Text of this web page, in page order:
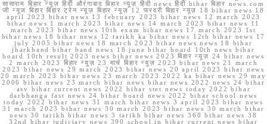
सासाराम बिहार न्यूज़ हिंदी औरंगाबाद बिहार न्यूज़ हिंदी news हिंदी bihar बिहार news.com
जी न्यूज बिहार बिहार ट्रेन न्यूज़ बिहार न्यूज़ 12 फरवरी बिहार न्यूज़ 18 bihar news 18
april 2023 bihar news 13 february 2023 bihar news 12 march 2023
bihar news 1 march 2023 bihar news 14 march 2023 bihar news 11
march 2023 bihar news 10th exam bihar news 17 march 2023 1st
bihar news 18 bihar news 12 tarikh ka bihar news 12th bihar news 17
july 2005 bihar news 18 march 2023 bihar news news 18 bihar
jharkhand bihar band news 18 june bihar board 10th news bihar
board 10th result 2023 news bihar news 2023 बिहार न्यूज़ 24 bihar news
2 march 2023 बिहार न्यूज़ 23 मार्च बिहार न्यूज़ 2023 bihar news 21 march
2023 bihar news 29 march 2023 bihar news 20 april 2023 bihar news
20 march 2023 bihar news 23 march 2023 2022 ka bihar news 29 may
2006 bihar news 23 march bihar news bihar news 2022 news 24 bihar
asv bihar current news 2022 bihar stet news today 2022 bihar
darbhanga fast news 24 bihar board news 2022 bihar school news
today 2022 bihar news 31 march bihar news 3 april 2023 bihar news
31 march 2023 bihar news 30 march 2023 bihar news 30 march bihar
news 30 tarikh bihar news 3 tarikh bihar news 360 bihar news 38
32nd bihar judiciary news 390 school in bihar current news bihar